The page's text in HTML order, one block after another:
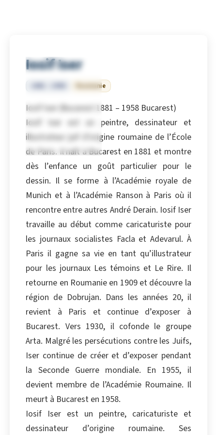
Iosif Iser
Roumanie
Iosif Iser (Bucarest 1881 – 1958 Bucarest)
Iosif Iser est un peintre, dessinateur et
illustrateur juif d’origine roumaine de l’École
de Paris. Il naît à Bucarest en 1881 et montre
dès l’enfance un goût particulier pour le
dessin. Il se forme à l’Académie royale de
Munich et à l’Académie Ranson à Paris où il
rencontre entre autres André Derain. Iosif Iser
travaille au début comme caricaturiste pour
les journaux socialistes Facla et Adevarul. À
Paris il gagne sa vie en tant qu’illustrateur
pour les journaux Les témoins et Le Rire. Il
retourne en Roumanie en 1909 et découvre la
région de Dobrujan. Dans les années 20, il
revient à Paris et continue d’exposer à
Bucarest. Vers 1930, il cofonde le groupe
Arta. Malgré les persécutions contre les Juifs,
Iser continue de créer et d’exposer pendant
la Seconde Guerre mondiale. En 1955, il
devient membre de l’Académie Roumaine. Il
meurt à Bucarest en 1958.
Iosif Iser est un peintre, caricaturiste et
dessinateur d’origine roumaine. Ses
Copier